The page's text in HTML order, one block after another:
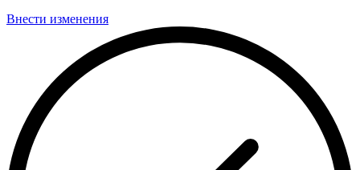
Внести изменения